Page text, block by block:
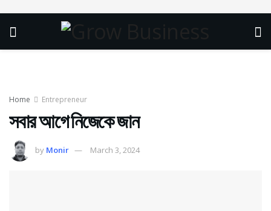
Home Entrepreneur
সবার আগে নিজেকে জান
by Monir March 3, 2024